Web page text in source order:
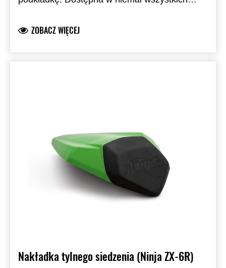
ZOBACZ WIĘCEJ
Nakładka tylnego siedzenia (Ninja ZX-6R)